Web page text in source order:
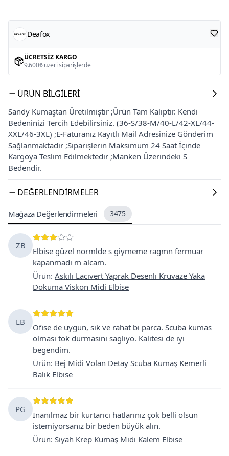
Deafox
ÜCRETSIZ KARGO
9.600₺ üzeri siparişlerde
ÜRÜN BILGILERI
Sandy Kumaştan Üretilmiştir ;Ürün Tam Kalıptır. Kendi
Bedeninizi Tercih Edebilirsiniz. (36-S/38-M/40-L/42-XL/44-
XXL/46-3XL) ;E-Faturanız Kayıtlı Mail Adresinize Gönderim
Sağlanmaktadır ;Siparişlerin Maksimum 24 Saat İçinde
Kargoya Teslim Edilmektedir ;Manken Üzerindeki S
Bedendir.
DEĞERLENDIRMELER
Mağaza Değerlendirmeleri 3475
ZB
Elbise güzel normlde s giymeme ragmn fermuar
kapanmadı m alcam.
Ürün: Askılı Lacivert Yaprak Desenli Kruvaze Yaka
Dokuma Viskon Midi Elbise
LB
Ofise de uygun, sik ve rahat bi parca. Scuba kumas
olmasi tok durmasini sagliyo. Kalitesi de iyi
begendim.
Ürün: Bej Midi Volan Detay Scuba Kumaş Kemerli
Balık Elbise
PG
İnanılmaz bir kurtarıcı hatlarınız çok belli olsun
istemiyorsanız bir beden büyük alın.
Ürün: Siyah Krep Kumaş Midi Kalem Elbise